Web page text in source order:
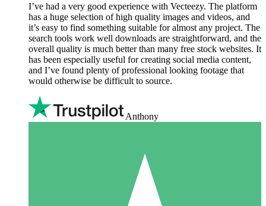
I’ve had a very good experience with Vecteezy. The platform
has a huge selection of high quality images and videos, and
it’s easy to find something suitable for almost any project. The
search tools work well downloads are straightforward, and the
overall quality is much better than many free stock websites. It
has been especially useful for creating social media content,
and I’ve found plenty of professional looking footage that
would otherwise be difficult to source.
Anthony